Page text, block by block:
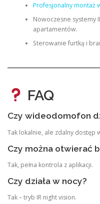
Profesjonalny montaż
Nowoczesne systemy
apartamentów.
Sterowanie furtką i
FAQ
Czy wideodomofon
Tak lokalnie, ale zdalny dostęp
Czy można otwierać
Tak, pełna kontrola z aplikacji.
Czy działa w nocy?
Tak – tryb IR night vision.